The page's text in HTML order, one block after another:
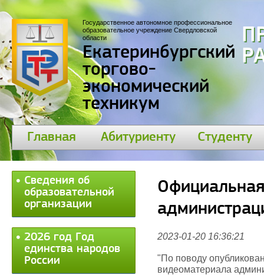
Государственное автономное профессиональное
образовательное учреждение Свердловской
области
Екатеринбургский
торгово-
экономический
техникум
Главная Абитуриенту Студенту
Сведения об
образовательной
организации
2026 год Год
единства народов
России
2023-01-20 16:36:21
"По поводу
видеоматериала